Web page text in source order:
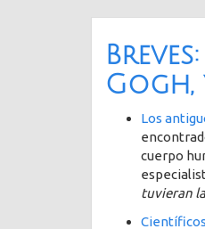
Gogh,
Los
cuerpo
tuvieran